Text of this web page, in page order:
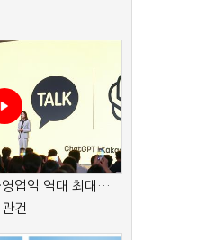
영업익 역대 최대…
건